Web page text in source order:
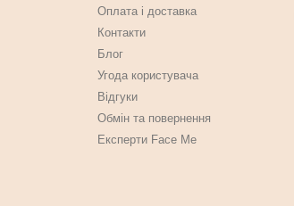
Оплата і доставка
Контакти
Блог
Угода користувача
Відгуки
Обмін та повернення
Експерти Face Me